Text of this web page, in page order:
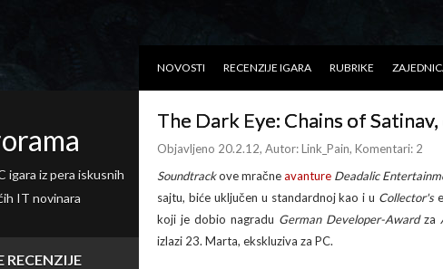
NOVOSTI RECENZIJE IGARA RUBRIKE
igara iz pera iskusnih
IT novinara
RECENZIJE
The Dark Eye: Chains of
Objavljeno 20.2.12, Autor:Link_Pain, Komentari: 2
Soundtrackove mračneavanture Deadalic
sajtu, biće uključen u standardnoj kao i u Collector's
koji je dobio nagradu German Developer-Awardza
izlazi 23. Marta, ekskluziva za PC.